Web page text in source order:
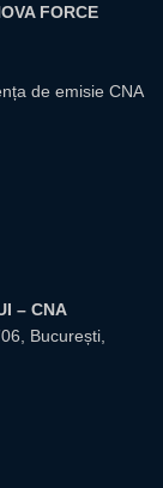
FORCE
de emisie CNA
– CNA
București,